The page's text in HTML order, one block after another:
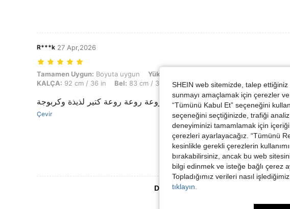
R***k 27 Apr,2026
Tamamen Uygun: Boyuta uygun, Yükseklik: 160 cm / 63 in, Ağırlık: 65 kg / 143 lbs,
Tamamen Uygun: Boyuta uygun Yükseklik:
KALÇA: 92 cm / 36 in Bel: 83 cm / 33 in Büst:82 cm / 32 in Renk:Çok
روعة روعة روعة كتير لذيذة وكربوجة 😍😍😍😍😍😍
Çevir
Daha Fazla Değerlendirme Görüntüle
SHEIN web sitemizde, talep
sunmayı amaçlamak için çerezler
“Tümünü Kabul Et” seçeneğini
seçeneğini seçtiğinizde, trafiği
deneyiminizi tamamlamak için
çerezleri ayarlayacağız. “Tümünü
kesinlikle gerekli çerezlerin
bırakabilirsiniz, ancak bu web
bilgi edinmek ve isteğe bağlı çerez
Topladığımız verileri nasıl
tıklayın.